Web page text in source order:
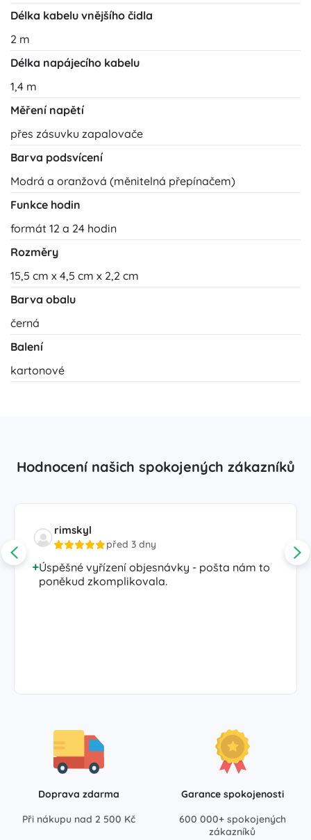
Délka kabelu vnějšího čidla
2 m
Délka napájecího kabelu
1,4 m
Měření napětí
přes zásuvku zapalovače
Barva podsvícení
Modrá a oranžová (měnitelná přepínačem)
Funkce hodin
formát 12 a 24 hodin
Rozměry
15,5 cm x 4,5 cm x 2,2 cm
Barva obalu
černá
Balení
kartonové
Hodnocení našich spokojených zákazníků
rimskyl
před 3 dny
Úspěšné vyřízení objesnávky - pošta nám to
poněkud zkomplikovala.
Doprava zdarma
Při nákupu nad 2 500 Kč
Garance spokojenosti
600 000+ spokojených
zákazníků